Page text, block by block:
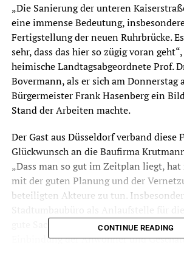
„Die Sanierung der unteren
eine immense Bedeutung,
Fertigstellung der neuen Ruhrbrücke.
sehr, dass das hier so zügig voran
heimische Landtagsabgeordnete Prof.
Bovermann, als er sich am Donnerstag
Bürgermeister Frank Hasenberg ein
Stand der Arbeiten machte.
Der Gast aus Düsseldorf verband diese
Glückwunsch an die Baufirma
„Dass man so gut im Zeitplan liegt,
mit der guten Planung und der
beteiligten Akteure zu tun.
gute Sache.“ Bürgermeister Frank
Einbindung der Anwohner und
gesamten Planungs- und Bauprozess
CONTINUE READING